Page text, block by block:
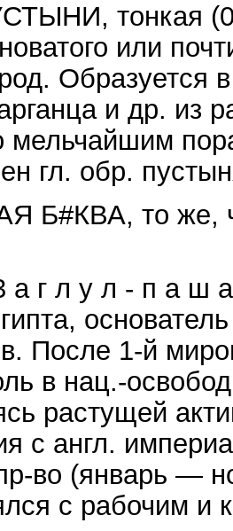
тонкая
или
Образуется
и др. из
мельчайшим
гл. обр.
Б#КВА, то же,
а г л у л - п а ш
После 1-й
в нац.-
растущей
с англ.
во (январь —
с рабочим и